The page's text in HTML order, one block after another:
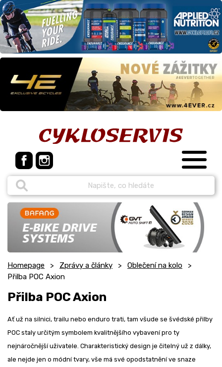
Homepage Zprávy a články
Oblečení na kolo
Přilba POC Axion
Přilba POC Axion
Ať už na silnici, trailu nebo enduro trati, tam všude se švédské přilby
POC staly určitým symbolem kvalitnějšího vybavení pro ty
nejnáročnější uživatele. Charakteristický design je čitelný už z dálky,
ale nejde jen o módní tvary, vše má své opodstatnění ve snaze